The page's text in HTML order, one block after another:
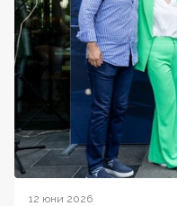
12 юни 2026